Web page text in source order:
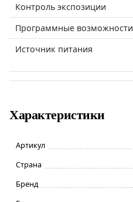
Контроль экспозиции
Программные возможности
Источник питания
Характеристики
Артикул
Страна
Бренд